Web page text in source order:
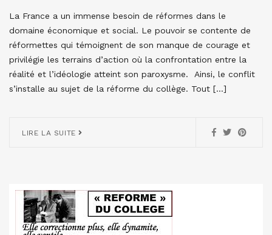
La France a un immense besoin de réformes dans le
domaine économique et social. Le pouvoir se contente de
réformettes qui témoignent de son manque de courage et
privilégie les terrains d’action où la confrontation entre la
réalité et l’idéologie atteint son paroxysme. Ainsi, le conflit
s’installe au sujet de la réforme du collège. Tout […]
LIRE LA SUITE